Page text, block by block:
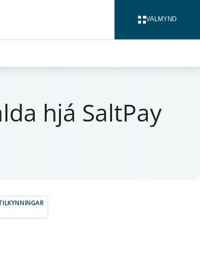
VALMYND
hjá Salt­Pay